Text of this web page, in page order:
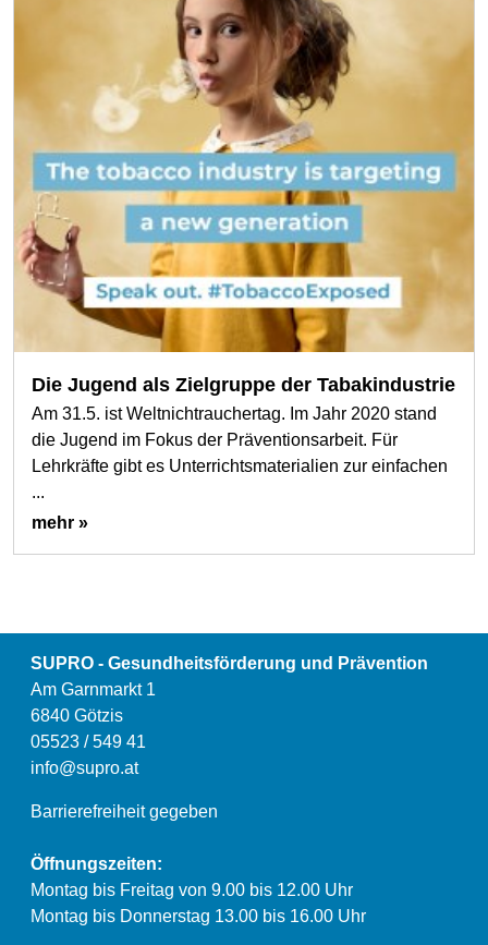
Die Jugend als Zielgruppe der Tabakindustrie
Am 31.5. ist Weltnichtrauchertag. Im Jahr 2020 stand
die Jugend im Fokus der Präventionsarbeit. Für
Lehrkräfte gibt es Unterrichtsmaterialien zur einfachen
...
mehr »
SUPRO - Gesundheitsförderung und Prävention
Am Garnmarkt 1
6840 Götzis
05523 / 549 41
info@supro.at
Barrierefreiheit gegeben
Öffnungszeiten:
Montag bis Freitag von 9.00 bis 12.00 Uhr
Montag bis Donnerstag 13.00 bis 16.00 Uhr